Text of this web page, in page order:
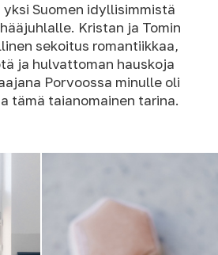
Suomen idyllisimmistä
Kristan ja Tomin
sekoitus romantiikkaa,
ja hulvattoman hauskoja
Porvoossa minulle oli
tämä taianomainen tarina.